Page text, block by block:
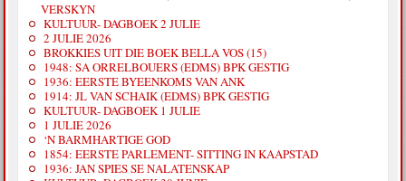
VERSKYN
KULTUUR- DAGBOEK 2 JULIE
2 JULIE 2026
BROKKIES UIT DIE BOEK BELLA VOS (15)
1948: SA ORRELBOUERS (EDMS) BPK GESTIG
1936: EERSTE BYEENKOMS VAN ANK
1914: JL VAN SCHAIK (EDMS) BPK GESTIG
KULTUUR- DAGBOEK 1 JULIE
1 JULIE 2026
‘N BARMHARTIGE GOD
1854: EERSTE PARLEMENT- SITTING IN KAAPSTAD
1936: JAN SPIES SE NALATENSKAP